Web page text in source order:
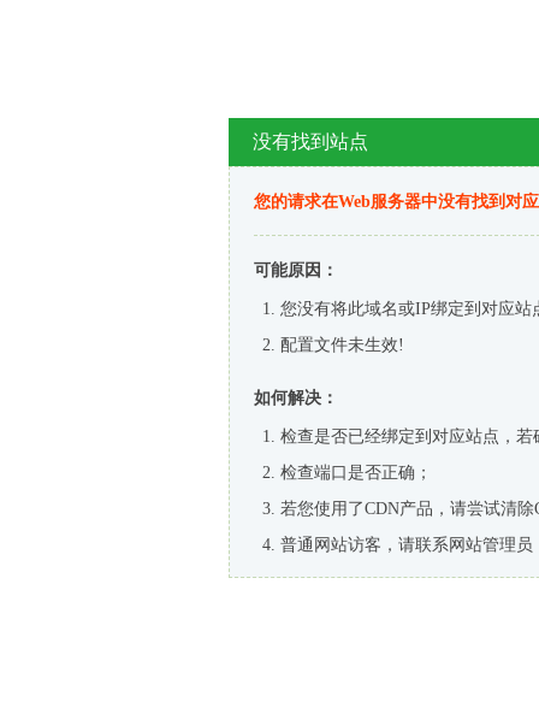
没有找到站点
您的请求在Web服务器中没有找到对
可能原因：
您没有将此域名或IP绑定到对应站
配置文件未生效!
如何解决：
检查是否已经绑定到对应站点，
检查端口是否正确；
若您使用了CDN产品，请尝试清除
普通网站访客，请联系网站管理员